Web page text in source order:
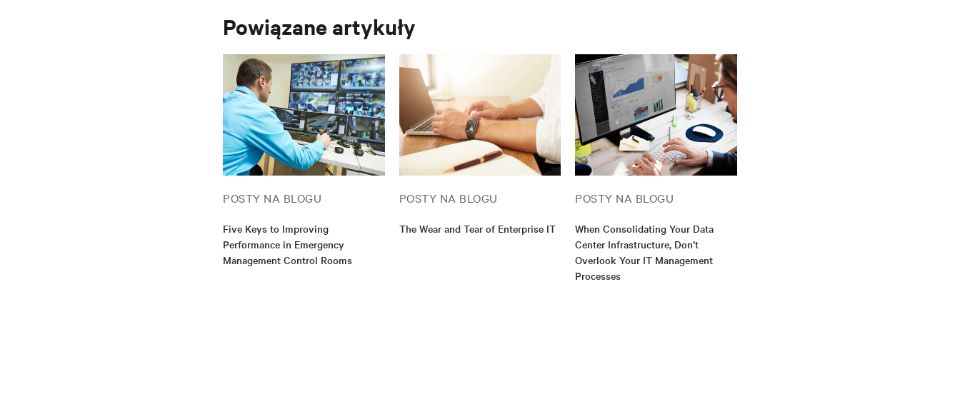
Powiązane artykuły
POSTY NA BLOGU
Five Keys to Improving
Performance in Emergency
Management Control Rooms
POSTY NA BLOGU
The Wear and Tear of Enterprise IT
POSTY NA BLOGU
When Consolidating Your Data
Center Infrastructure, Don’t
Overlook Your IT Management
Processes